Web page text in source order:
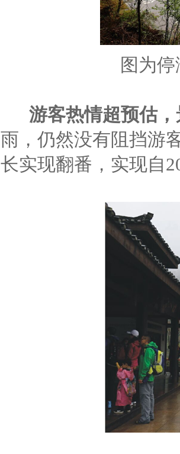
图为
游客热情超预估
雨，仍然没有阻挡游
长实现翻番，实现自